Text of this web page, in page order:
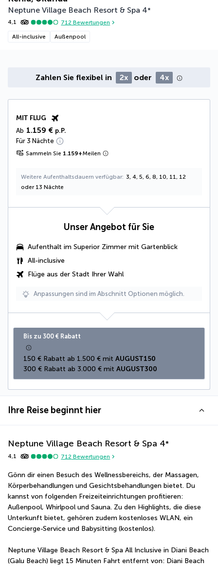
Neptune Village Beach Resort & Spa 4*
4,1 712 Bewertungen
All-inclusive Außenpool
Zahlen Sie flexibel in 2x oder 4x
MIT FLUG
Ab 1.159 € p.P.
Für 3 Nächte
Sammeln Sie 1.159+Meilen
Weitere Aufenthaltsdauern verfügbar 3, 4, 5, 6, 8, 10, 11, 12
oder 13 Nächte
Unser Angebot für Sie
Aufenthalt im Superior Zimmer mit Gartenblick
All-inclusive
Flüge aus der Stadt Ihrer Wahl
Anpassungen sind im Abschnitt Optionen möglich.
Bis zu 300 € Rabatt
150 € Rabatt ab 1.500 € mit AUGUST150
300 € Rabatt ab 3.000 € mit AUGUST300
Ihre Reise beginnt hier
Neptune Village Beach Resort & Spa 4*
4,1 712 Bewertungen
Gönn dir einen Besuch des Wellnessbereichs, der Massagen,
Körperbehandlungen und Gesichtsbehandlungen bietet. Du
kannst von folgenden Freizeiteinrichtungen profitieren:
Außenpool, Whirlpool und Sauna. Zu den Highlights, die diese
Unterkunft bietet, gehören zudem kostenloses WLAN, ein
Concierge-Service und Babysitting (kostenlos).
Neptune Village Beach Resort & Spa All Inclusive in Diani Beach
(Galu Beach) liegt 15 Minuten Fahrt entfernt von: Diani Beach